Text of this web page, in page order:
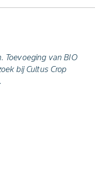
Toevoeging van BIO
bij Cultus Crop